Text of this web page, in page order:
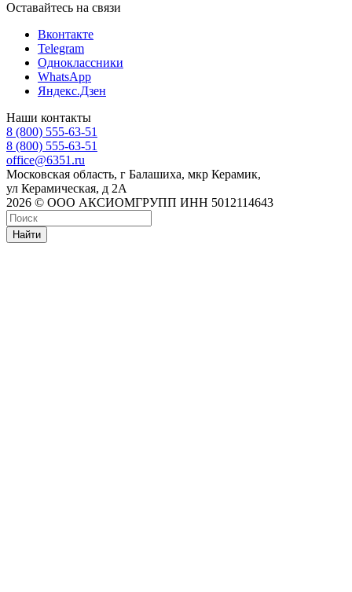
Оставайтесь на связи
Вконтакте
Telegram
Одноклассники
WhatsApp
Яндекс.Дзен
Наши контакты
8 (800) 555-63-51
8 (800) 555-63-51
office@6351.ru
Московская область, г Балашиха, мкр Керамик,
ул Керамическая, д 2А
2026 © ООО АКСИОМГРУПП ИНН 5012114643
Найти